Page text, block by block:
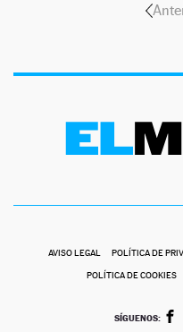
AVISO LEGAL POLÍTICA DE
POLÍTICA DE COOKIES
SÍGUENOS: